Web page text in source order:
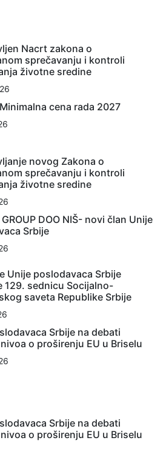
Nacrt zakona o
sprečavanju i kontroli
životne sredine
cena rada 2027
novog Zakona o
sprečavanju i kontroli
životne sredine
GROUP DOO NIŠ- novi član Unije
Srbije
Unije poslodavaca Srbije
129. sednicu Socijalno-
saveta Republike Srbije
Srbije na debati
o proširenju EU u Briselu
Srbije na debati
o proširenju EU u Briselu